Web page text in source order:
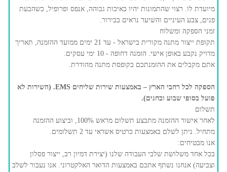
מיועדת לו. רצוי שהתמונות יהיו באיכות גבוהה, אנפס ופרופיל, כשהבעת
פנים, צבע העיניים והשיער נראים בבירור.
זמני הספקה ומשלוח
תקופת ייצור מתנה מקורית בישראל - עד 21 ימים ממועד ההזמנה, תאריך
מדויק נקבע באופן אישי. הזמנה דחופה - 10 ימי עסקים.
אתם מקבלים את ההזמנתכם בקופסת מתנה מהודרת.
הספקה לכל רחבי הארץ – באמצעות שירות שליחים EMS. (השירות לא
פועל בסופי שבוע ובחגים).
תשלום
לאחר אישור ההזמנה מתבצע תשלום מראש 100%, וביצוע ההזמנה
מתחיל. ניתן לשלם באמצעות כרטיס אשראי עד 2 תשלומים.
אנו מבטיחים:
בכל אחד משלושת שלבי העבודה שלנו (יצירת דמיון רב, ייצור פסלון
וצביעה) אנחנו נשתף אתכם באמצעות הדואר האלקטרוני. אנו נעבור לשלב